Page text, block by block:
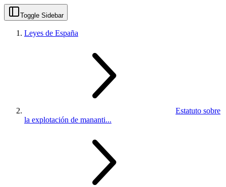
Toggle Sidebar
Leyes de España
Estatuto sobre
la explotación de mananti...